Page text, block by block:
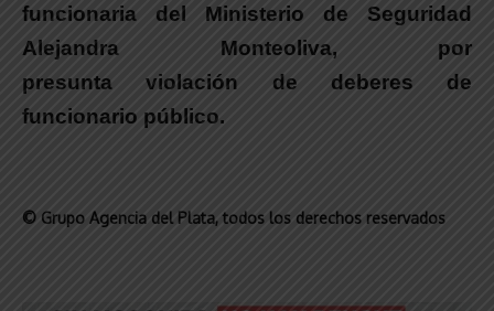
funcionaria del Ministerio de Seguridad
Alejandra Monteoliva, por
presunta violación de deberes de
funcionario público.
© Grupo Agencia del Plata, todos los derechos reservados